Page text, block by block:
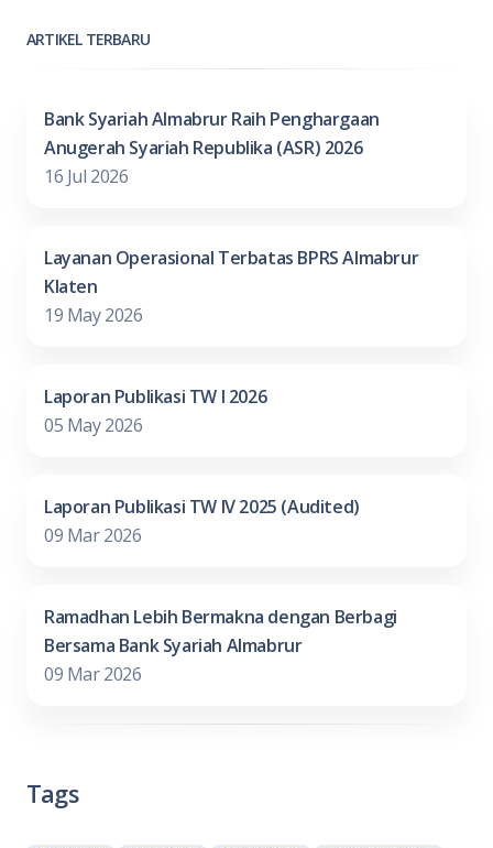
ARTIKEL TERBARU
Bank Syariah Almabrur Raih Penghargaan
Anugerah Syariah Republika (ASR) 2026
16 Jul 2026
Layanan Operasional Terbatas BPRS Almabrur
Klaten
19 May 2026
Laporan Publikasi TW I 2026
05 May 2026
Laporan Publikasi TW IV 2025 (Audited)
09 Mar 2026
Ramadhan Lebih Bermakna dengan Berbagi
Bersama Bank Syariah Almabrur
09 Mar 2026
Tags